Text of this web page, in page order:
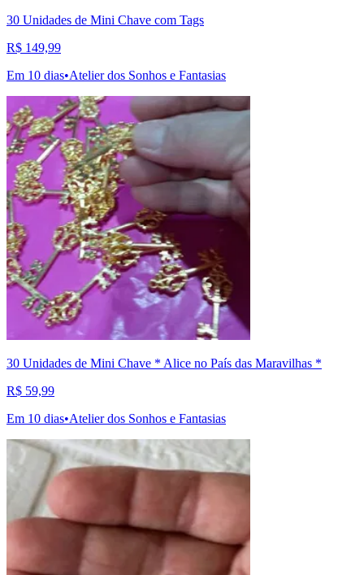
30 Unidades de Mini Chave com Tags
R$ 149,99
Em 10 dias•Atelier dos Sonhos e Fantasias
30 Unidades de Mini Chave * Alice no País das Maravilhas *
R$ 59,99
Em 10 dias•Atelier dos Sonhos e Fantasias